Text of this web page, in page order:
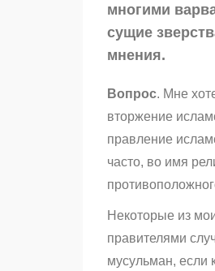
многими
сущие
мнения.
Вопрос. Мне
вторжение
правление
часто, во имя
Некоторые из
правителями
мусульман, если